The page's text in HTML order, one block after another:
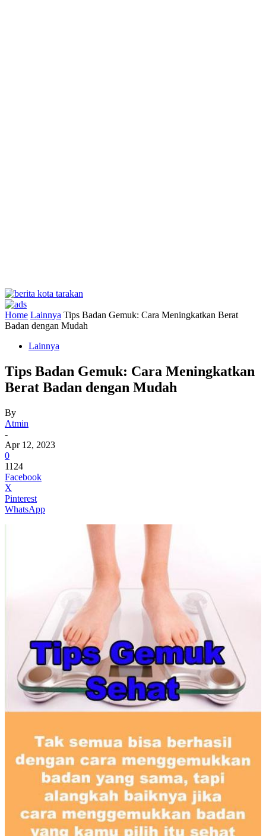
Home Lainnya Tips Badan Gemuk: Cara Meningkatkan Berat
Badan dengan Mudah
Lainnya
Tips Badan Gemuk: Cara Meningkatkan
Berat Badan dengan Mudah
By
Atmin
-
Apr 12, 2023
0
1124
Facebook
X
Pinterest
WhatsApp